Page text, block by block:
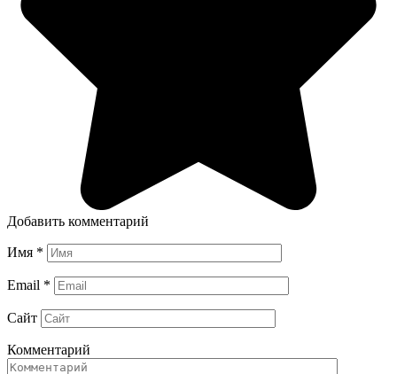
Добавить комментарий
Имя *
Email *
Сайт
Комментарий